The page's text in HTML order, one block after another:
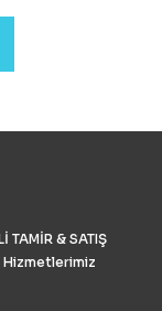
için
Fiyatları oldukça
Drone Industry
FAA drone
analizine
TAMİR & SATIŞ
Hizmetlerimiz